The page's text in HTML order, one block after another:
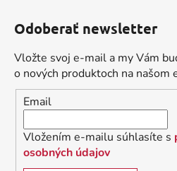
d
c
i
e
p
v
Odoberať newsletter
Vložte svoj e-mail a my Vám
o nových produktoch na našom
Email
Vložením e-mailu súhlasíte s
osobných údajov